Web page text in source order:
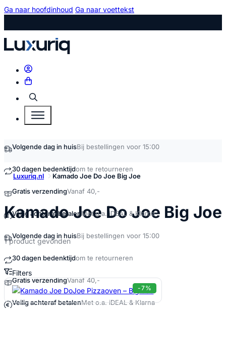
Ga naar hoofdinhoud Ga naar voettekst
Zoeken
Volgende dag in huisBij bestellingen voor 15:00
30 dagen bedenktijdom te retourneren
Gratis verzendingVanaf 40,-
Veilig achteraf betalen Met o.a. iDEAL & Klarna
Volgende dag in huisBij bestellingen voor 15:00
30 dagen bedenktijdom te retourneren
Gratis verzendingVanaf 40,-
Veilig achteraf betalenMet o.a. iDEAL & Klarna
Luxuriq.nl Kamado Joe Do Joe Big Joe
Kamado Joe Do Joe Big Joe
1 product gevonden
Filters
Kamado Joe Do Joe Big Joe
-7%